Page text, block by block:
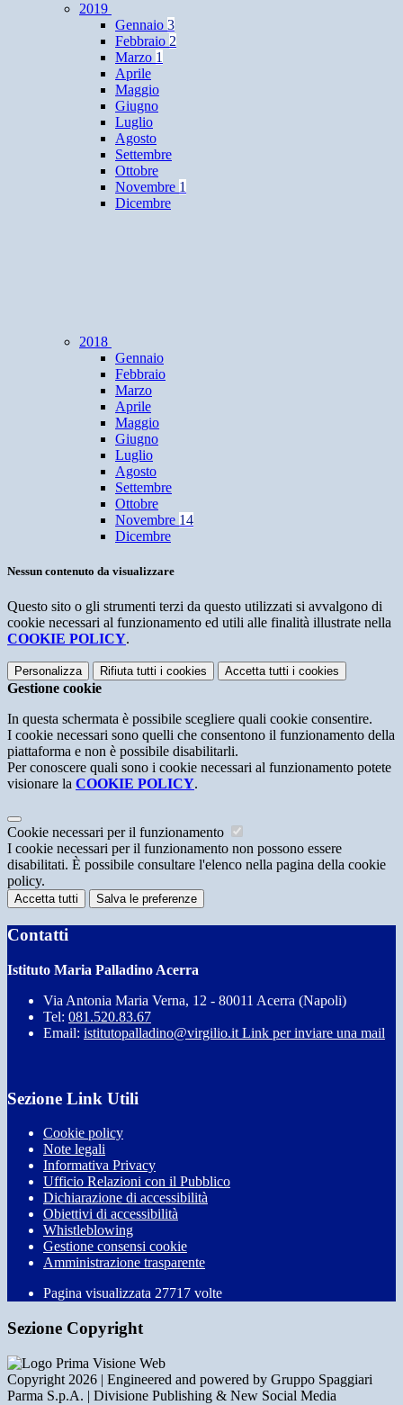
2019
Gennaio 3
Febbraio 2
Marzo 1
Aprile
Maggio
Giugno
Luglio
Agosto
Settembre
Ottobre
Novembre 1
Dicembre
2018
Gennaio
Febbraio
Marzo
Aprile
Maggio
Giugno
Luglio
Agosto
Settembre
Ottobre
Novembre 14
Dicembre
Nessun contenuto da visualizzare
Questo sito o gli strumenti terzi da questo utilizzati si avvalgono di
cookie necessari al funzionamento ed utili alle finalità illustrate nella
COOKIE POLICY.
Personalizza Rifiuta tutti i cookies Accetta tutti i cookies
Gestione cookie
In questa schermata è possibile scegliere quali cookie consentire.
I cookie necessari sono quelli che consentono il funzionamento della
piattaforma e non è possibile disabilitarli.
Per conoscere quali sono i cookie necessari al funzionamento potete
visionare la COOKIE POLICY.
Cookie necessari per il funzionamento
I cookie necessari per il funzionamento non possono essere
disabilitati. È possibile consultare l'elenco nella pagina della cookie
policy.
Accetta tutti Salva le preferenze
Contatti
Istituto Maria Palladino Acerra
Via Antonia Maria Verna, 12 - 80011 Acerra (Napoli)
Tel: 081.520.83.67
Email: istitutopalladino@virgilio.it Link per inviare una mail
Sezione Link Utili
Cookie policy
Note legali
Informativa Privacy
Ufficio Relazioni con il Pubblico
Dichiarazione di accessibilità
Obiettivi di accessibilità
Whistleblowing
Gestione consensi cookie
Amministrazione trasparente
Pagina visualizzata 27717 volte
Sezione Copyright
Copyright 2026 | Engineered and powered by Gruppo Spaggiari
Parma S.p.A. | Divisione Publishing & New Social Media